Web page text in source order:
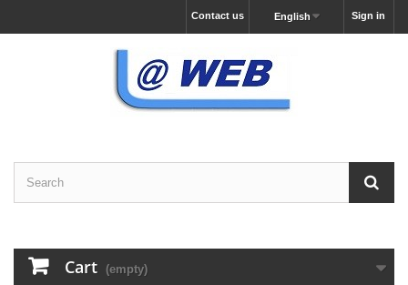
Sign in
English
Contact us
Cart (empty)